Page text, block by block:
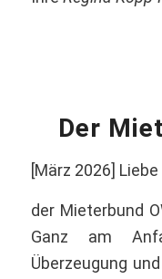
Der
[März 2026]
der Mieterbund
Ganz am
Überzeugung